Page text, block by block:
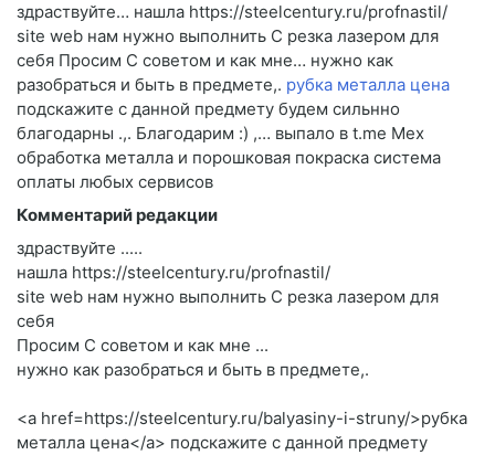
здраствуйте… нашла https://steelcentury.ru/profnastil/
site web нам нужно выполнить C резка лазером для
себя Просим C советом и как мне… нужно как
разобраться и быть в предмете,. рубка металла цена
подскажите c данной предмету будем сильнно
благодарны .,. Благодарим :) ,… выпало в t.me Мех
обработка металла и порошковая покраска система
оплаты любых сервисов
Комментарий редакции
здраствуйте .....
нашла https://steelcentury.ru/profnastil/
site web нам нужно выполнить C резка лазером для
себя
Просим C советом и как мне ...
нужно как разобраться и быть в предмете,.
<a href=https://steelcentury.ru/balyasiny-i-struny/>рубка
металла цена</a> подскажите c данной предмету